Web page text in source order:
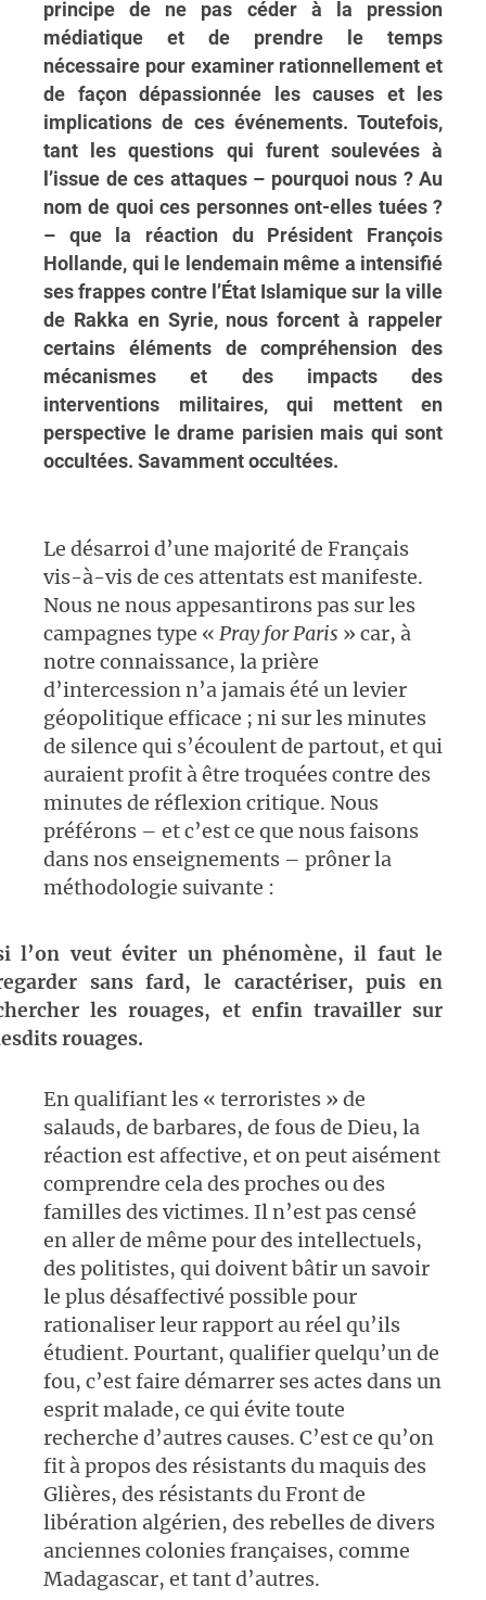
principe de ne pas céder à la pression
médiatique et de prendre le temps
nécessaire pour examiner rationnellement et
de façon dépassionnée les causes et les
implications de ces événements. Toutefois,
tant les questions qui furent soulevées à
l’issue de ces attaques – pourquoi nous ? Au
nom de quoi ces personnes ont-elles tuées ?
– que la réaction du Président François
Hollande, qui le lendemain même a intensifié
ses frappes contre l’État Islamique sur la ville
de Rakka en Syrie, nous forcent à rappeler
certains éléments de compréhension des
mécanismes et des impacts des
interventions militaires, qui mettent en
perspective le drame parisien mais qui sont
occultées. Savamment occultées.
Le désarroi d’une majorité de Français
vis-à-vis de ces attentats est manifeste.
Nous ne nous appesantirons pas sur les
campagnes type « Pray for Paris » car, à
notre connaissance, la prière
d’intercession n’a jamais été un levier
géopolitique efficace ; ni sur les minutes
de silence qui s’écoulent de partout, et qui
auraient profit à être troquées contre des
minutes de réflexion critique. Nous
préférons – et c’est ce que nous faisons
dans nos enseignements – prôner la
méthodologie suivante :
l’on veut éviter un phénomène, il faut le
sans fard, le caractériser, puis en
les rouages, et enfin travailler sur
rouages.
En qualifiant les « terroristes » de
salauds, de barbares, de fous de Dieu, la
réaction est affective, et on peut aisément
comprendre cela des proches ou des
familles des victimes. Il n’est pas censé
en aller de même pour des intellectuels,
des politistes, qui doivent bâtir un savoir
le plus désaffectivé possible pour
rationaliser leur rapport au réel qu’ils
étudient. Pourtant, qualifier quelqu’un de
fou, c’est faire démarrer ses actes dans un
esprit malade, ce qui évite toute
recherche d’autres causes. C’est ce qu’on
fit à propos des résistants du maquis des
Glières, des résistants du Front de
libération algérien, des rebelles de divers
anciennes colonies françaises, comme
Madagascar, et tant d’autres.